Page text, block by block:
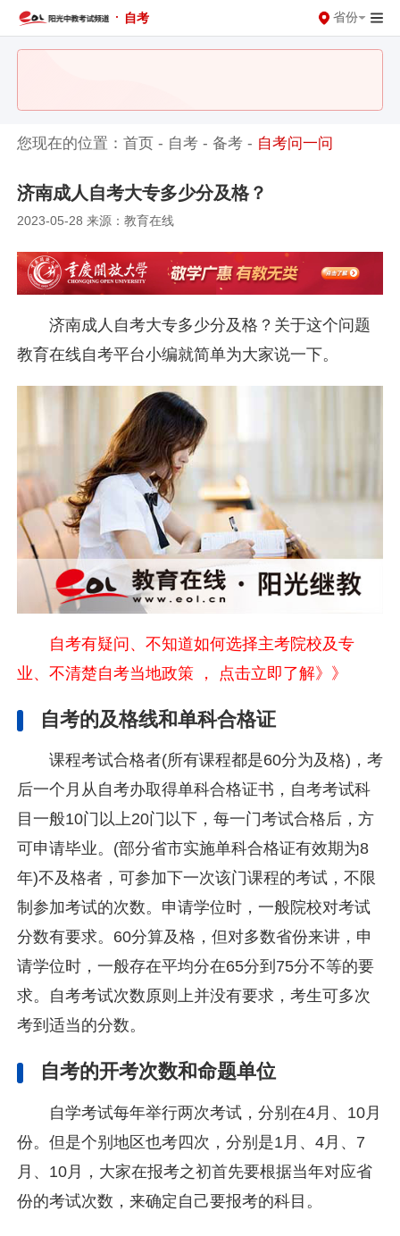
· 自考 省份
您现在的位置：首页 - 自考 -备考 - 自考问一问
济南成人自考大专多少分及格？
2023-05-28 来源：教育在线
济南成人自考大专多少分及格？关于这个问题
教育在线自考平台小编就简单为大家说一下。
自考有疑问、不知道如何选择主考院校及专
业、不清楚自考当地政策 ， 点击立即了解》》
自考的及格线和单科合格证
课程考试合格者(所有课程都是60分为及格)，考
后一个月从自考办取得单科合格证书，自考考试科
目一般10门以上20门以下，每一门考试合格后，方
可申请毕业。(部分省市实施单科合格证有效期为8
年)不及格者，可参加下一次该门课程的考试，不限
制参加考试的次数。申请学位时，一般院校对考试
分数有要求。60分算及格，但对多数省份来讲，申
请学位时，一般存在平均分在65分到75分不等的要
求。自考考试次数原则上并没有要求，考生可多次
考到适当的分数。
自考的开考次数和命题单位
自学考试每年举行两次考试，分别在4月、10月
份。但是个别地区也考四次，分别是1月、4月、7
月、10月，大家在报考之初首先要根据当年对应省
份的考试次数，来确定自己要报考的科目。